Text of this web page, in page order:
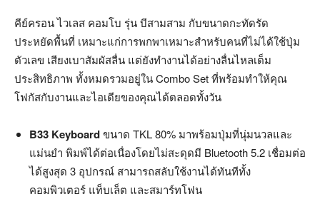
คีย์ครอน ไวเลส คอมโบ รุ่น บีสามสาม กับขนาดกะทัดรัด
ประหยัดพื้นที่ เหมาะแก่การพกพาเหมาะสำหรับคนที่ไม่ได้ใช้ปุ่ม
ตัวเลข เสียงเบาสัมผัสลื่น แต่ยังทำงานได้อย่างลื่นไหลเต็ม
ประสิทธิภาพ ทั้งหมดรวมอยู่ใน Combo Set ที่พร้อมทำให้คุณ
โฟกัสกับงานและไอเดียของคุณได้ตลอดทั้งวัน
B33 Keyboardขนาด TKL 80% มาพร้อมปุ่มที่นุ่มนวลและ
แม่นยำ พิมพ์ได้ต่อเนื่องโดยไม่สะดุดมี Bluetooth 5.2 เชื่อมต่อ
ได้สูงสุด 3 อุปกรณ์ สามารถสลับใช้งานได้ทันทีทั้ง
คอมพิวเตอร์ แท็บเล็ต และสมาร์ทโฟน